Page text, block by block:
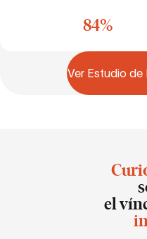
84%
Ver Estudio de
el